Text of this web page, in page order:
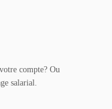
compte? Ou
salarial.